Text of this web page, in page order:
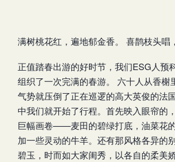
满树桃花红，遍地郁金香。 喜鹊枝头唱
正值踏春出游的好时节，我们ESG人预
组织了一次完满的春游。 六十人从香榭
气势就压倒了正在巡逻的高大英俊的法
中我们就开始了行程。首先映入眼帘的
巨幅画卷——麦田的碧绿打底，油菜花
加一些灵动的牛羊。还有那风格各异的
碧玉，时而如大家闺秀，以各自的柔美